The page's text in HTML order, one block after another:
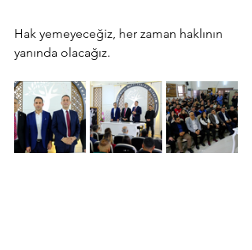
Hak yemeyeceğiz, her zaman haklının
yanında olacağız.